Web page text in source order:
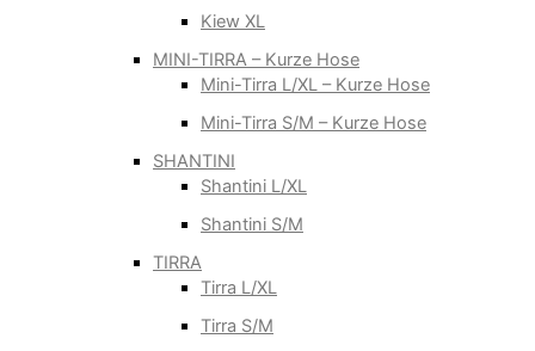
Kiew XL
MINI-TIRRA – Kurze Hose
Mini-Tirra L/XL – Kurze Hose
Mini-Tirra S/M – Kurze Hose
SHANTINI
Shantini L/XL
Shantini S/M
TIRRA
Tirra L/XL
Tirra S/M